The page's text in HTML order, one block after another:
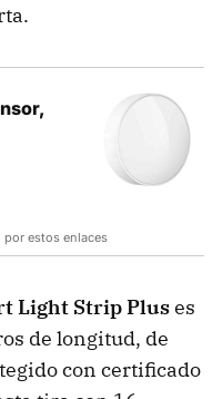
por estos enlaces
Light Strip Pluses
de longitud, de
con certificado